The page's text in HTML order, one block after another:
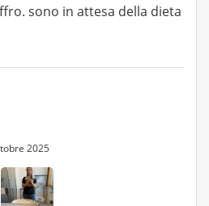
sono in attesa della dieta
2025